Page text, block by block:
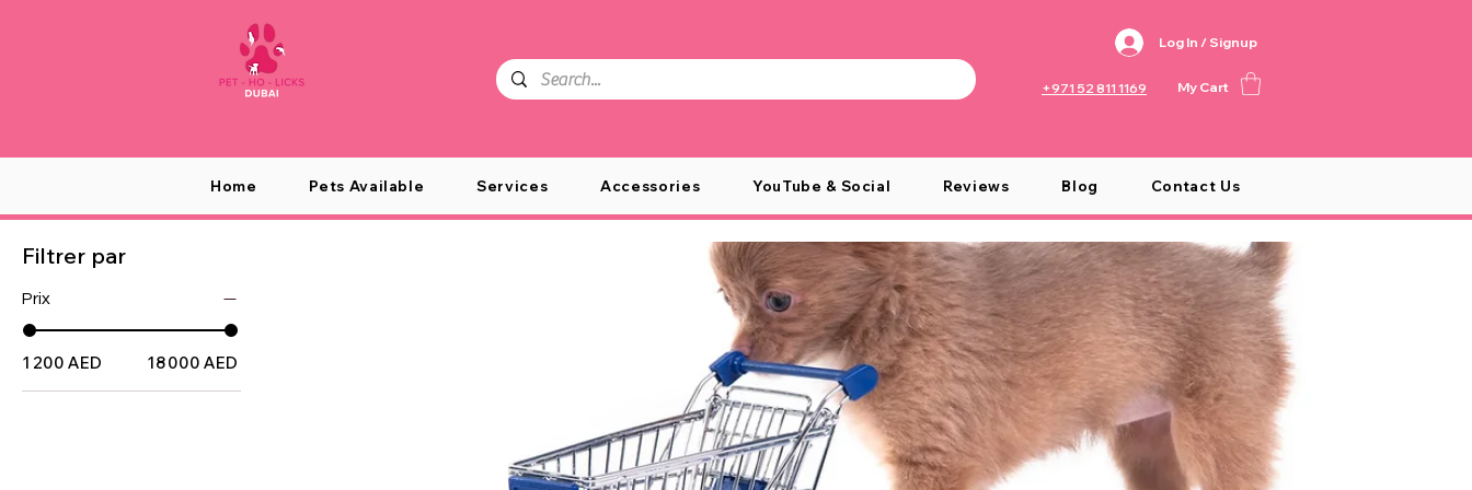
Log In / Signup
+971 52 811 1169 My Cart
Home Pets Available Services Accessories YouTube & Social Reviews Blog Contact Us
Filtrer par
Prix
1 200 AED 18 000 AED